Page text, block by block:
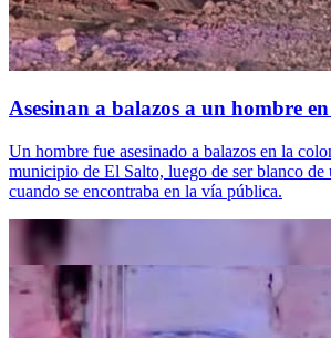
Asesinan a balazos a un hombre
Un hombre fue asesinado a balazos en la
municipio de El Salto, luego de ser blanco de
cuando se encontraba en la vía pública.